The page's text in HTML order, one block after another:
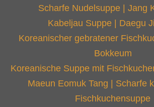
Scharfe Nudelsuppe | Jang
Kabeljau Suppe | Daegu
Koreanischer gebratener
Bokkeum
Koreanische Suppe mit
Maeun Eomuk Tang | Scharfe
Fischkuchensuppe